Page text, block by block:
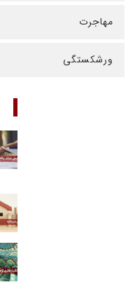
مهاجرت
ورشکستگی